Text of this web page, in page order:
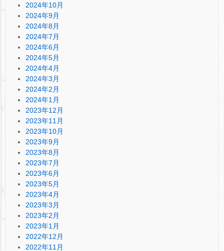
2024年10月
2024年9月
2024年8月
2024年7月
2024年6月
2024年5月
2024年4月
2024年3月
2024年2月
2024年1月
2023年12月
2023年11月
2023年10月
2023年9月
2023年8月
2023年7月
2023年6月
2023年5月
2023年4月
2023年3月
2023年2月
2023年1月
2022年12月
2022年11月